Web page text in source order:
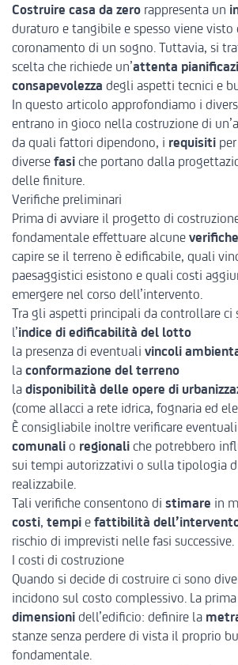
Costruire casa da zero rappresenta un
duraturo e tangibile e spesso viene visto
coronamento di un sogno. Tuttavia, si
scelta che richiede un’attenta
consapevolezza degli aspetti tecnici e
In questo articolo approfondiamo i
entrano in gioco nella costruzione di
da quali fattori dipendono, i requisiti
diverse fasi che portano dalla
delle finiture.
Verifiche preliminari
Prima di avviare il progetto di
fondamentale effettuare alcune
capire se il terreno è edificabile, quali
paesaggistici esistono e quali costi
emergere nel corso dell’intervento.
Tra gli aspetti principali da controllare ci
l’indice di edificabilità del lotto
la presenza di eventuali vincoli
la conformazione del terreno
la disponibilità delle opere di
(come allacci a rete idrica, fognaria ed
È consigliabile inoltre verificare eventuali
comunali o regionali che potrebbero
sui tempi autorizzativi o sulla tipologia
realizzabile.
Tali verifiche consentono di stimare in
costi, tempi e fattibilità
rischio di imprevisti nelle fasi successive.
I costi di costruzione
Quando si decide di costruire ci sono
incidono sul costo complessivo. La
dimensioni dell’edificio: definire la
stanze senza perdere di vista il proprio
fondamentale.